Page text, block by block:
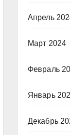
Апрель
Март 2024
Февраль
Январь
Декабрь